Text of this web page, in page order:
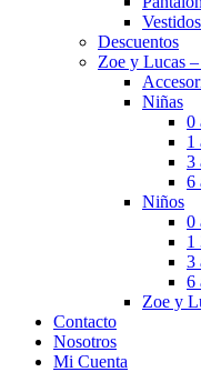
Vestidos
Descuentos
Zoe y Lucas
Niñas
0
1
3
6
Niños
0
1
3
6
Zoe y
Contacto
Nosotros
Mi Cuenta